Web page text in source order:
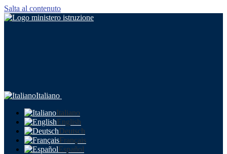
Salta al contenuto
Italiano
Italiano
English
Deutsch
Français
Español